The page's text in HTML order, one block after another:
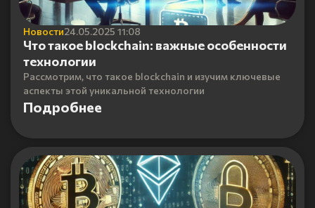
Новости24.05.2025 11:08
Что такое blockchain: важные особенности
технологии
Рассмотрим, что такое blockchain и изучим ключевые
аспекты этой уникальной технологии
Подробнее